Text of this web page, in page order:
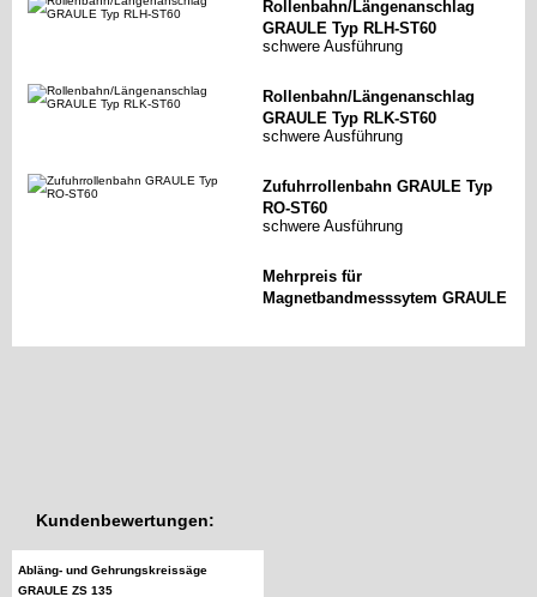
Rollenbahn/Längenanschlag
GRAULE Typ RLH-ST60
schwere Ausführung
Rollenbahn/Längenanschlag
GRAULE Typ RLK-ST60
schwere Ausführung
Zufuhrrollenbahn GRAULE Typ
RO-ST60
schwere Ausführung
Mehrpreis für
Magnetbandmesssytem GRAULE
Kundenbewertungen:
Abläng- und Gehrungskreissäge
GRAULE ZS 135